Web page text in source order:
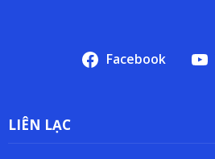
Facebook
LIÊN LẠC